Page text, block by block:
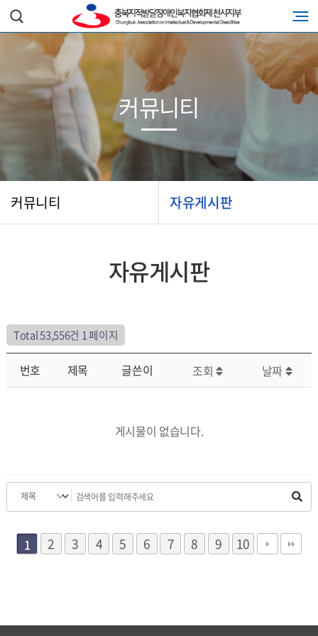
커뮤니티 자유게시판
커뮤니티
자유게시판
Total 53,556건 1 페이지
번호 제목 글쓴이 조회 날짜
게시물이 없습니다.
1 2 3 4 5 6 7 8 9 10